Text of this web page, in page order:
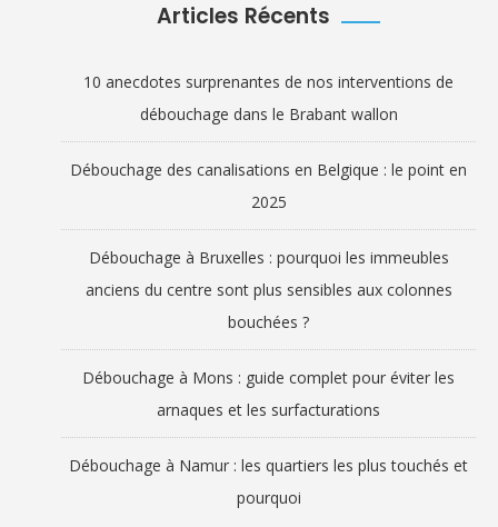
Articles Récents
10 anecdotes surprenantes de nos interventions de
débouchage dans le Brabant wallon
Débouchage des canalisations en Belgique : le point en
2025
Débouchage à Bruxelles : pourquoi les immeubles
anciens du centre sont plus sensibles aux colonnes
bouchées ?
Débouchage à Mons : guide complet pour éviter les
arnaques et les surfacturations
Débouchage à Namur : les quartiers les plus touchés et
pourquoi